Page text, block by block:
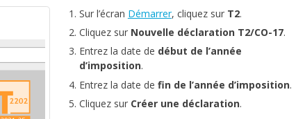
Sur l’écran Démarrer, cliquez sur T2.
Cliquez sur Nouvelle déclaration T2/CO-17.
Entrez la date de début de l’année
d’imposition.
Entrez la date de fin de l’année d’imposition.
Cliquez sur Créer une déclaration.